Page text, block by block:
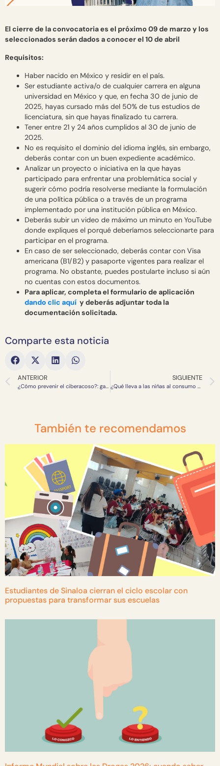
El cierre de la convocatoria es el próximo 09 de marzo y los
seleccionados serán dados a conocer el 10 de abril
Requisitos:
Haber nacido en México y residir en el país.
Ser estudiante activa/o de cualquier carrera en alguna
universidad en México y que, en fecha 30 de junio de
2025, hayas cursado más del 50% de tus estudios de
licenciatura, sin que hayas finalizado tu carrera.
Tener entre 21 y 24 años cumplidos al 30 de junio de
2025.
No es requisito el dominio del idioma inglés, sin embargo,
deberás contar con un buen expediente académico.
Analizar un proyecto o iniciativa en la que hayas
participado para enfrentar una problemática social y
sugerir cómo podría resolverse mediante la formulación
de una política pública o a través de un programa
implementado por una institución pública en México.
Deberás subir un video de máximo un minuto en YouTube
donde expliques el porqué deberíamos seleccionarte para
participar en el programa.
En caso de ser seleccionado, deberás contar con Visa
americana (B1/B2) y pasaporte vigentes para realizar el
programa. No obstante, puedes postularte incluso si aún
no cuentas con estos documentos.
Para aplicar, completa el formulario de aplicación
dando clic aquí y deberás adjuntar toda la
documentación solicitada.
Comparte esta noticia
ANTERIOR SIGUIENTE
También te recomendamos
Estudiantes de Sinaloa cierran el ciclo escolar con
propuestas para transformar sus escuelas